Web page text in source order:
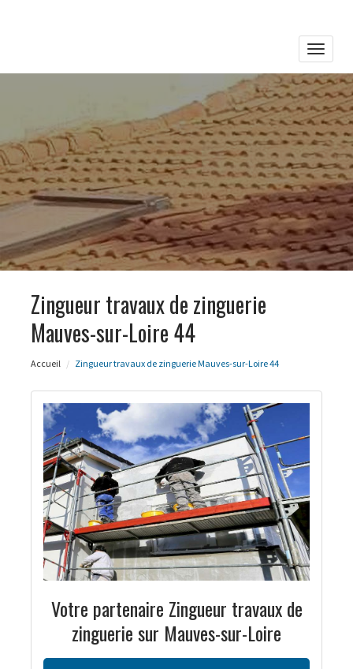
Toggle
Zingueur travaux de zinguerie
Mauves-sur-Loire 44
Accueil Zingueur travaux de zinguerie Mauves-sur-Loire 44
Votre partenaire Zingueur travaux de
zinguerie sur Mauves-sur-Loire